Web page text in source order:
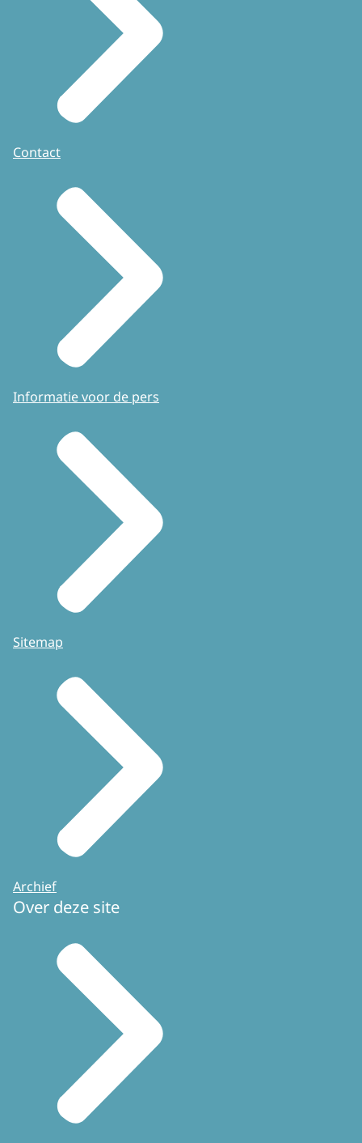
Contact
Informatie voor de pers
Sitemap
Archief
Over deze site